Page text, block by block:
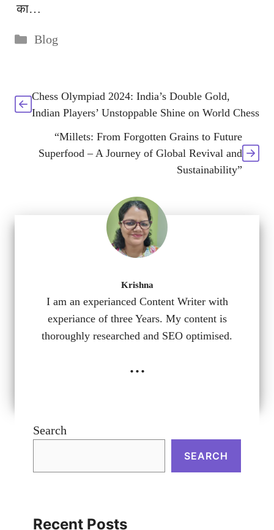
का…
Categories
Blog
Chess Olympiad 2024: India’s Double Gold,
Indian Players’ Unstoppable Shine on World Chess
“Millets: From Forgotten Grains to Future
Superfood – A Journey of Global Revival and
Sustainability”
Krishna
I am an experianced Content Writer with
experiance of three Years. My content is
thoroughly researched and SEO optimised.
...
Search
SEARCH
Recent Posts